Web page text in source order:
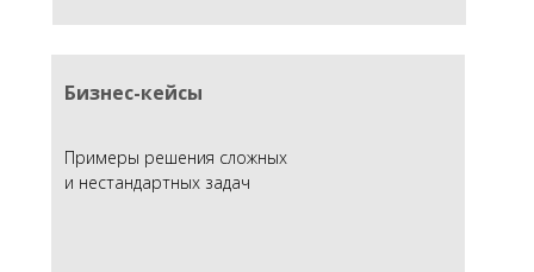
Примеры решения сложных
и нестандартных задач
Бизнес-кейсы